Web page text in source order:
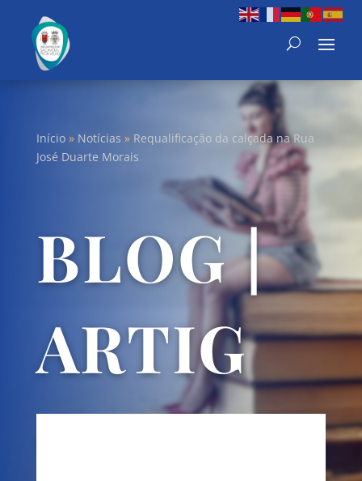
Início» Notícias » Requalificação da calçada na Rua
José Duarte Morais
BLOG |
ARTIG
OS